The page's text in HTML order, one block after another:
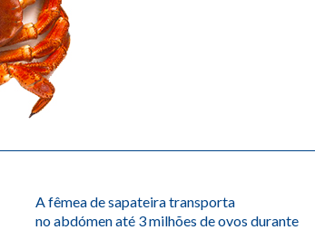
A fêmea de sapateira transporta
no abdómen até 3 milhões de ovos durante